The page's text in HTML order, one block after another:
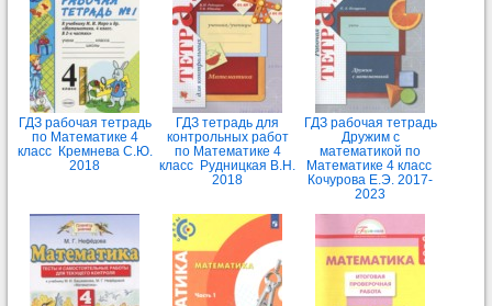
ГДЗ рабочая тетрадь
по Математике 4
класс Кремнева С.Ю.
2018
ГДЗ тетрадь для
контрольных работ
по Математике 4
класс Рудницкая В.Н.
2018
ГДЗ рабочая тетрадь
Дружим с
математикой по
Математике 4 класс
Кочурова Е.Э. 2017-
2023